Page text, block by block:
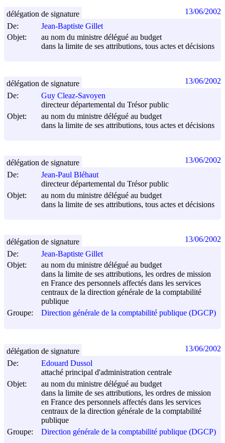
De:
Jean-Baptiste Gillet
Objet:
au nom du ministre délégué au budget
dans la limite de ses attributions, tous actes et décisions
délégation de signature 13/06/2002
De:
Guy Cleaz-Savoyen
directeur départemental du Trésor public
Objet:
au nom du ministre délégué au budget
dans la limite de ses attributions, tous actes et décisions
délégation de signature 13/06/2002
De:
Jean-Paul Bléhaut
directeur départemental du Trésor public
Objet:
au nom du ministre délégué au budget
dans la limite de ses attributions, tous actes et décisions
délégation de signature 13/06/2002
De:
Jean-Baptiste Gillet
Objet:
au nom du ministre délégué au budget
dans la limite de ses attributions, les ordres de mission
en France des personnels affectés dans les services
centraux de la direction générale de la comptabilité
publique
Groupe:
Direction générale de la comptabilité publique (DGCP)
délégation de signature 13/06/2002
De:
Edouard Dussol
attaché principal d'administration centrale
Objet:
au nom du ministre délégué au budget
dans la limite de ses attributions, les ordres de mission
en France des personnels affectés dans les services
centraux de la direction générale de la comptabilité
publique
Groupe:
Direction générale de la comptabilité publique (DGCP)
délégation de signature 13/06/2002